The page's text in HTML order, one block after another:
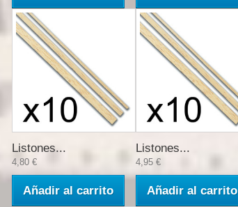
Listones...
4,80 €
Añadir al carrito
Listones...
4,95 €
Añadir al carrito